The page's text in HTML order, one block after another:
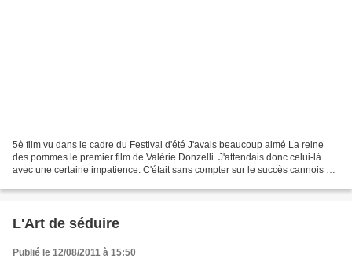
5è film vu dans le cadre du Festival d'été J'avais beaucoup aimé La reine
des pommes le premier film de Valérie Donzelli. J'attendais donc celui-là
avec une certaine impatience. C'était sans compter sur le succès cannois et
L'Art de séduire
Publié le 12/08/2011 à 15:50